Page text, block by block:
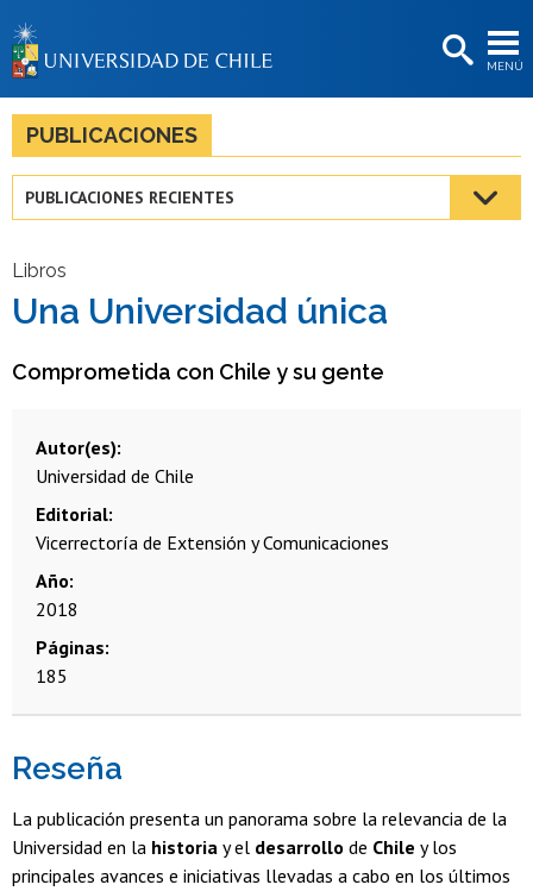
MENÚ
BIBLIOTECAS
LA UNIVERSIDAD
Estudiantes
Funcionarias/os
Egresadas/os
PUBLICACIONES
PUBLICACIONES RECIENTES
Libros
Una Universidad única
Comprometida con Chile y su gente
Autor(es)
Universidad de Chile
Editorial
Vicerrectoría de Extensión y Comunicaciones
Año
2018
Páginas
185
Reseña
La publicación presenta un panorama sobre la relevancia de la
Universidad en la historia y el desarrollo de Chile y los
principales avances e iniciativas llevadas a cabo en los últimos